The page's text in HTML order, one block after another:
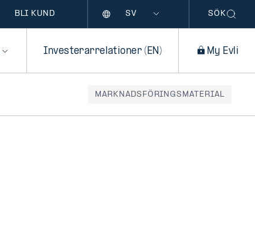
BLI KUND SÖK
Investerarrelationer (EN) My Evli
MARKNADSFÖRINGSMATERIAL